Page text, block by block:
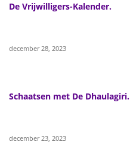
De Vrijwilligers-Kalender.
december 28, 2023
Schaatsen met De Dhaulagiri.
december 23, 2023